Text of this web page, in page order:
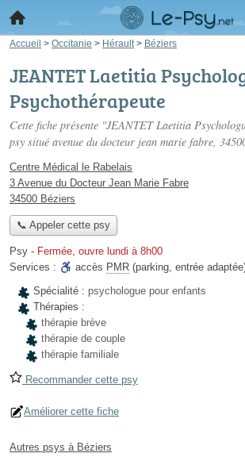
Accueil > Occitanie > Hérault > Béziers
JEANTET Laetitia
Psychothérapeute
Cette fiche présente "JEANTET Laetitia
psy situé avenue du docteur jean marie fabre,
Centre Médical le Rabelais
3 Avenue du Docteur Jean Marie Fabre
34500 Béziers
📞 Appeler cette psy
Psy - Fermée, ouvre lundi à 8h00
Services :
accès PMR (parking, entrée
Spécialité : psychologue pour enfants
Thérapies :
thérapie brève
thérapie de couple
thérapie familiale
Recommander cette psy
Améliorer cette fiche
Autres psys à Béziers